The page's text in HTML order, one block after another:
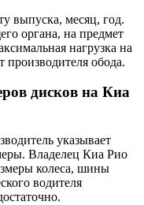
выпуска, месяц, год.
органа, на предмет
нагрузка на
производителя обода.
дисков на Киа
указывает
Владелец Киа Рио
колеса, шины
водителя